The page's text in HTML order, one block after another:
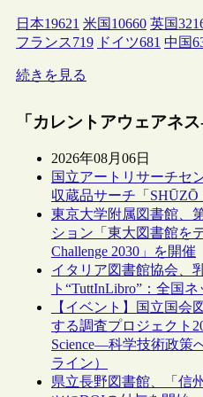
日本19621 米国 10660 英国
フランス719 ドイツ681 中国
続きを見る
「カレントアウェアネ
2026年08月06日
国立アートリサーチセ
収蔵品サーチ「
東京大学附属図書館、
ション「東大図書館を
Challenge 2030」を開催
イタリア図書館協会、
ト“TuttInLibro”：全国
【イベント】国立国会
する調査プロジェクト
Science―科学技術政策
ライン）
県立長野図書館、「信